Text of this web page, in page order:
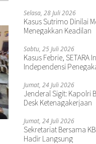
Selasa, 28 Juli 2026
Kasus Sutrimo Dinilai
Menegakkan Keadilan
Sabtu, 25 Juli 2026
Kasus Febrie,
Independensi
Jumat, 24 Juli 2026
Jenderal Sigit: Kapolri
Desk Ketenagakerjaan
Jumat, 24 Juli 2026
Sekretariat Bersama
Hadir Langsung